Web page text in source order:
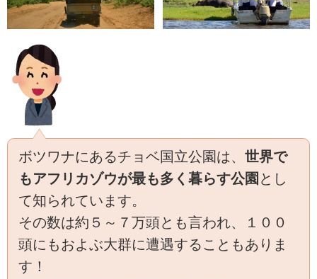
ボツワナにあるチョベ国立公園は、 世界で
もアフリカゾウが最も多く暮らす公園 とし
て知られています。
その数は約５～７万頭とも言われ、１００
頭にもおよぶ大群に遭遇することもありま
す！